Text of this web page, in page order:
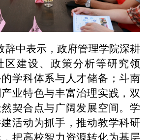
辞中表示，政府管理学院深耕
区建设、政策分析等研究领
学科体系与人才储备；斗南
业特色与丰富治理实践，双
契合点与广阔发展空间。学
活动为抓手，推动教学科研
把高校智力资源转化为基层